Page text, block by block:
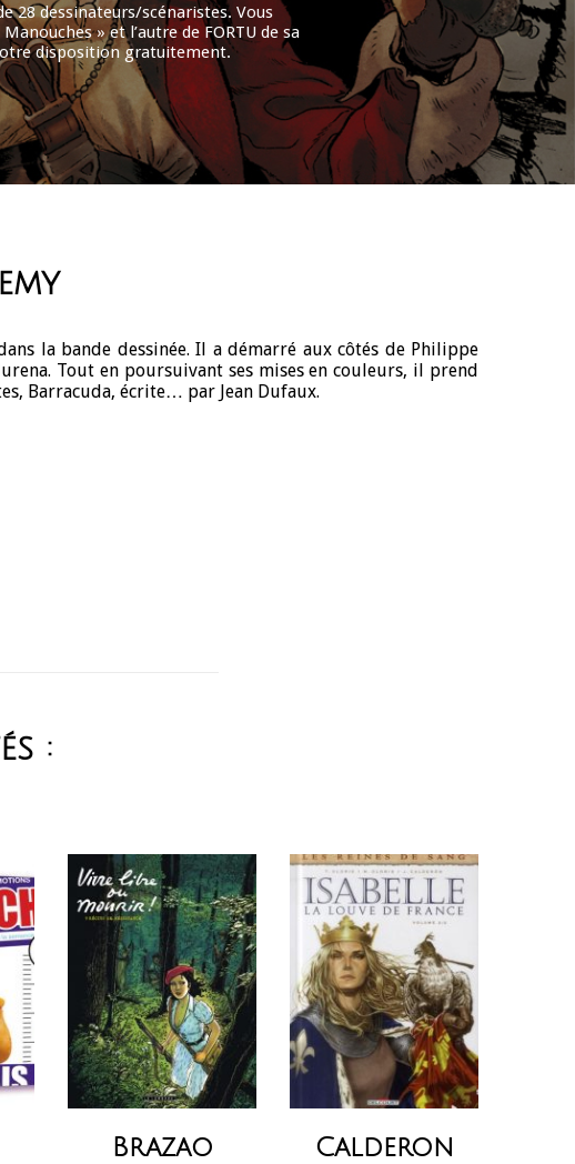
28 dessinateurs/scénaristes. Vous
» et l’autre de FORTU de sa
disposition gratuitement.
la bande dessinée. Il a démarré aux côtés de Philippe
Tout en poursuivant ses mises en couleurs, il prend
Barracuda, écrite… par Jean Dufaux.
:
Brazao Calderon